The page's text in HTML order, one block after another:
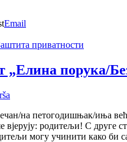
Email
приватности
„Елина порука/
на петогодишњак/иња
вјерују: родитељи! С друге
могу учинити како би